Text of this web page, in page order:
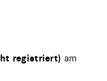
registriert) am